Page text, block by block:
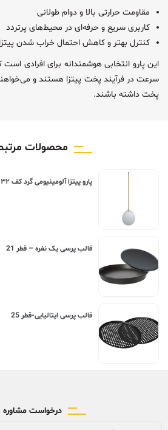
مقاومت حرارتی بالا و دوام طولانی
کاربری سریع و حرفه‌ای در محیط‌های پرتردد
کنترل بهتر و کاهش احتمال خراب شدن پیتزا
این پارو انتخابی هوشمندانه برای افرادی
سرعت در فرآیند پخت پیتزا هستند و
پخت داشته باشند.
محصولات
پارو پیتزا آلومینیومی گرد کف ۳۲، دسته ۱۲۰ سانتیمتر کیچن تک
قالب پرسی یک نفره – قطر 21
قالب پرسی ایتالیایی-قطر 25
درخواست مشاوره